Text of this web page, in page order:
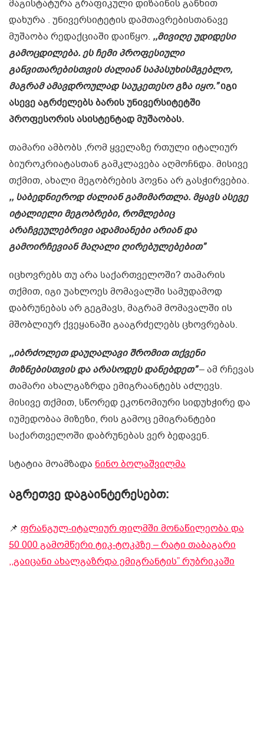
მაგისტატურა გრაფიკული დიზაინის განხით
დახურა . უნივერსიტეტის დამთავრებისთანავე
მუშაობა რედაქციაში დაიწყო. ,,მივიღე უდიდესი
გამოცდილება. ეს ჩემი პროფესიული
განვითარებისთვის ძალიან საპასუხისმგებლო,
მაგრამ ამავდროულად საუკეთესო გზა იყო.”იგი
ასევე აგრძელებს ბარის უნივერსიტეტში
პროფესორის ასისტენტად მუშაობას.
თამარი ამბობს ,რომ ყველაზე რთული იტალიურ
ბიუროკრიატასთან გამკლავება აღმოჩნდა. მისივე
თქმით, ახალი მეგობრების პოვნა არ გასჭირვებია.
,, საბედნიეროდ ძალიან გამიმართლა. მყავს ასევე
იტალიელი მეგობრები, რომლებიც
არაჩვეულებრივი ადამიანები არიან და
გამოირჩევიან მაღალი ღირებულებებით”
იცხოვრებს თუ არა საქართველოში? თამარის
თქმით, იგი უახლოეს მომავალში სამუდამოდ
დაბრუნებას არ გეგმავს, მაგრამ მომავალში ის
მშობლიურ ქვეყანაში გააგრძელებს ცხოვრებას.
,,იბრძოლეთ დაუღალავი შრომით თქვენი
მიზნებისთვის და არასოდეს დანებდეთ”– ამ რჩევას
თამარი ახალგაზრდა ემიგრაანტებს აძლევს.
მისივე თქმით, სწორედ ეკონომიური სიდუხჭირე და
იუმედობაა მიზეზი, რის გამოც ემიგრანტები
საქართველოში დაბრუნებას ვერ ბედავენ.
სტატია მოამზადა ნინო ბოლაშვილმა
აგრეთვე დაგაინტერესებთ:
📌 ფრანგულ-იტალიურ ფილმში მონაწილეობა და
50 000 გამომწერი ტიკ-ტოკპზე – რატი თაბაგარი
,,გაიცანი ახალგაზრდა ემიგრანტის” რუბრიკაში